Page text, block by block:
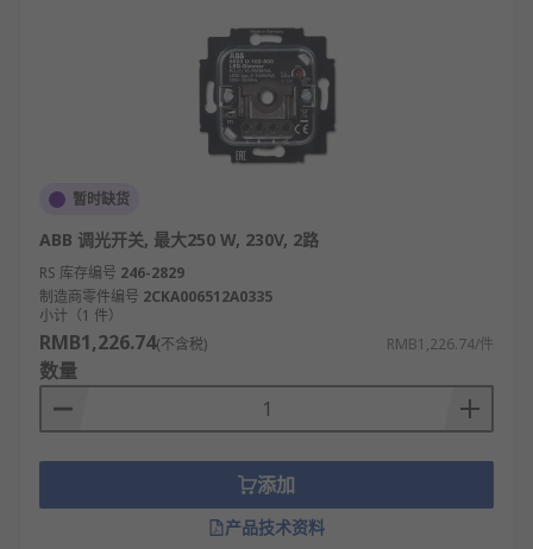
暂时缺货
ABB 调光开关, 最大250 W, 230V, 2路
RS 库存编号 246-2829
制造商零件编号 2CKA006512A0335
小计（1 件）
RMB1,226.74(不含税) RMB1,226.74/件
数量
添加
产品技术资料